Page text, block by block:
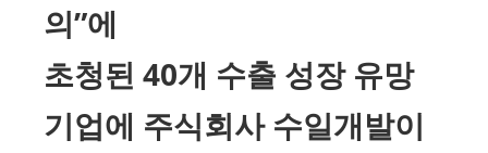
의”에
초청된 40개 수출 성장 유망
기업에 주식회사 수일개발이